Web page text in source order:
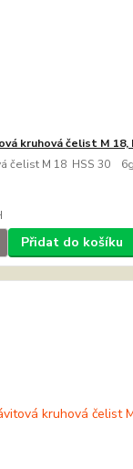
kruhová čelist M 18,
čelist M 18 HSS
Přidat do košíku